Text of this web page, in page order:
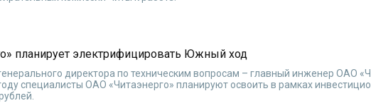
планирует электрифицировать Южный ход
директора по техническим вопросам – главный инженер ОАО
специалисты ОАО «Читаэнерго» планируют освоить в рамках